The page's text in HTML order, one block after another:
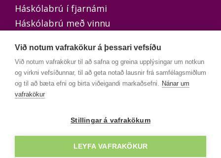
Háskólabrú í fjarnámi
Háskólabrú með vinnu
UMSÓKNIR
Opið er fyrir umsóknir í staðnám og fjarnám
hefst næst í ágúst 2026.
Við notum vafrakökur á þessari vefsíðu
Við notum vafrakökur til að safna og greina upplýsingar um notkun
og virkni vefsíðunnar, til að geta notað lausnir frá samfélagsmiðlum
og til að bæta efni og birta viðeigandi markaðsefni. Nánar um
vafrakökur
Stillingar á vafrakökum
LEYFA VAFRAKÖKUR